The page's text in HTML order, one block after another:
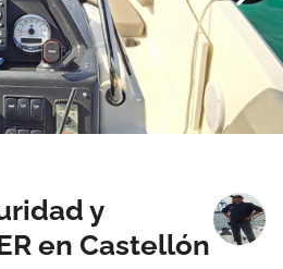
y
en Castellón